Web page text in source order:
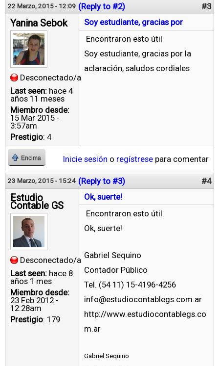
22 Marzo, 2015 - 12:09 (Reply to #2) #3
Yanina Sebok
Desconectado/a
Last seen: hace 4
años 11 meses
Miembro desde:
15 Mar 2015 -
3:57am
Prestigio: 4
Soy estudiante, gracias por
Encontraron esto útil
Soy estudiante, gracias por la
aclaración, saludos cordiales
Encima Inicie sesión o regístrese para comentar
23 Marzo, 2015 - 15:24 (Reply to #3) #4
Estudio
Contable GS
Desconectado/a
Last seen: hace 8
años 1 mes
Miembro desde:
23 Feb 2012 -
12:28am
Prestigio: 179
Ok, suerte!
Encontraron esto útil
Ok, suerte!
Gabriel Sequino
Contador Público
Tel. (54 11) 15-4196-4256
info@estudiocontablegs.com.ar
http://www.estudiocontablegs.co
m.ar
Gabriel Sequino